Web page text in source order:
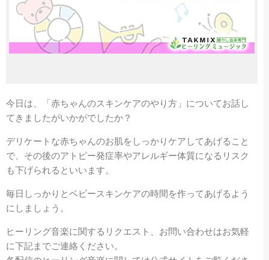
今日は、「赤ちゃんのスキンケアのやり方」についてお話し
てきましたがいかがでしたか？
デリケートな赤ちゃんのお肌をしっかりケアしてあげること
で、その後のアトピー発症率やアレルギー体質になるリスク
も下げられるといいます。
毎日しっかりとベビースキンケアの時間を作ってあげるよう
にしましょう。
ヒーリング音楽に関するリクエスト、お問い合わせはお気軽
に下記までご連絡ください。